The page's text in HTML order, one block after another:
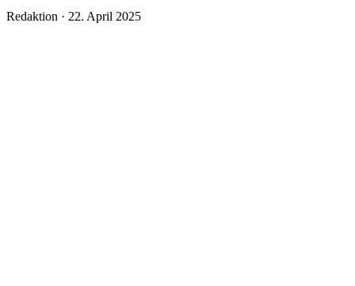
Redaktion · Veröffentlicht
22. April 2025